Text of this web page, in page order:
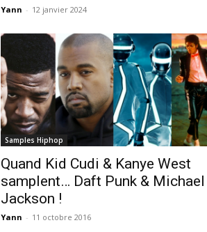
Yann - 12 janvier 2024
Samples Hiphop
Quand Kid Cudi & Kanye West
samplent… Daft Punk & Michael
Jackson !
Yann - 11 octobre 2016